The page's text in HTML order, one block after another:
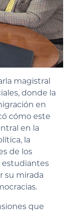
magistral
donde la
en
cómo este
en la
la
de los
estudiantes
su mirada
que